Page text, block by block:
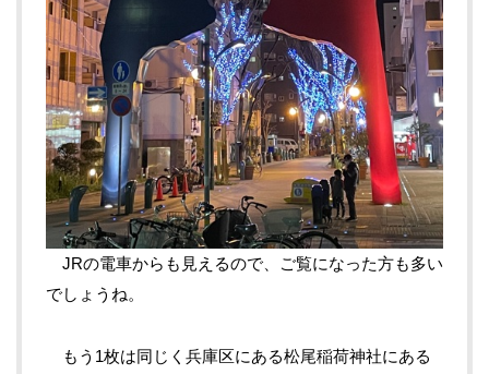
JRの電車からも見えるので、ご覧になった方も多い
でしょうね。
もう1枚は同じく兵庫区にある松尾稲荷神社にある